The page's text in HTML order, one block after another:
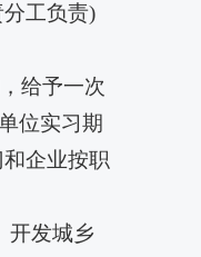
工负责)
给予一次
位实习期
企业按职
开发城乡